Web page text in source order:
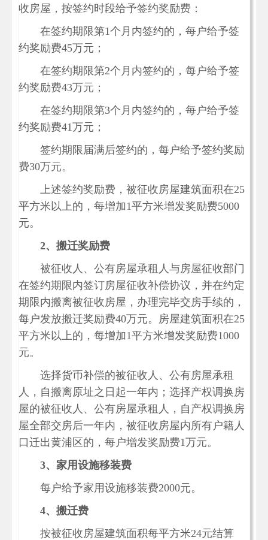
收房屋，按签约时段给予签约奖励费 ：
在签约期限第1个月内签约的，每户给予签
约奖励费45万元；
在签约期限第2个月内签约的，每户给予签
约奖励费43万元；
在签约期限第3个月内签约的，每户给予签
约奖励费41万元；
签约期限届满后签约的，每户给予签约奖励
费30万元。
上述签约奖励费，被征收房屋建筑面积在25
平方米以上的，每增加1平方米增发奖励费5000
元。
2、搬迁奖励费
被征收人、公有房屋承租人与房屋征收部门
在签约期限内签订房屋征收补偿协议，并在约定
期限内搬离被征收房屋，办理完毕交房手续的，
每户发放搬迁奖励费40万元。房屋建筑面积在25
平方米以上的，每增加1平方米增发奖励费1000
元。
选择货币补偿的被征收人、公有房屋承租
人，自搬离原址之日起一年内；选择产权调换房
屋的被征收人、公有房屋承租人，自产权调换房
屋全部交房后一年内，被征收房屋内所有户籍人
口迁出黄浦区的，每户增发奖励费1万元。
3、家用设施移装费
每户给予家用设施移装费2000元。
4、搬迁费
按被征收房屋建筑面积每平方米24元结算